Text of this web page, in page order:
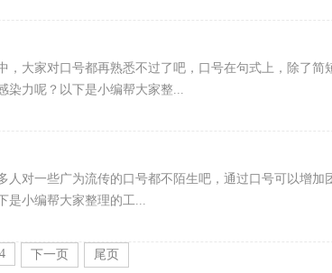
，大家对口号都再熟悉不过了吧，口号在句式上，除了简
染力呢？以下是小编帮大家整...
人对一些广为流传的口号都不陌生吧，通过口号可以增加
是小编帮大家整理的工...
4 下一页 尾页